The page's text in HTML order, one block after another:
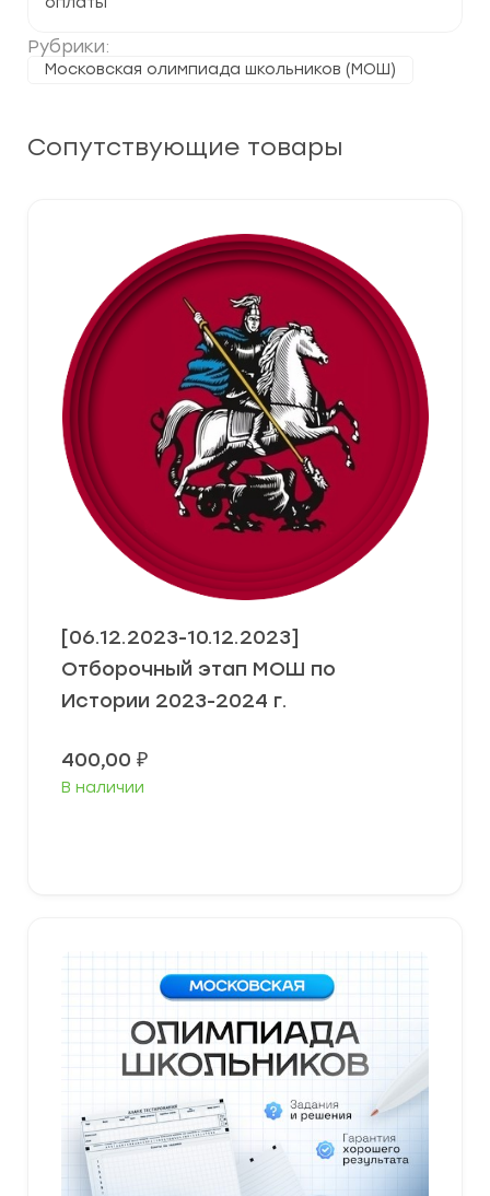
Рубрики:
Московская олимпиада школьников (МОШ)
Сопутствующие товары
[06.12.2023-10.12.2023]
Отборочный этап МОШ по
Истории 2023-2024 г.
400,00 ₽
В наличии